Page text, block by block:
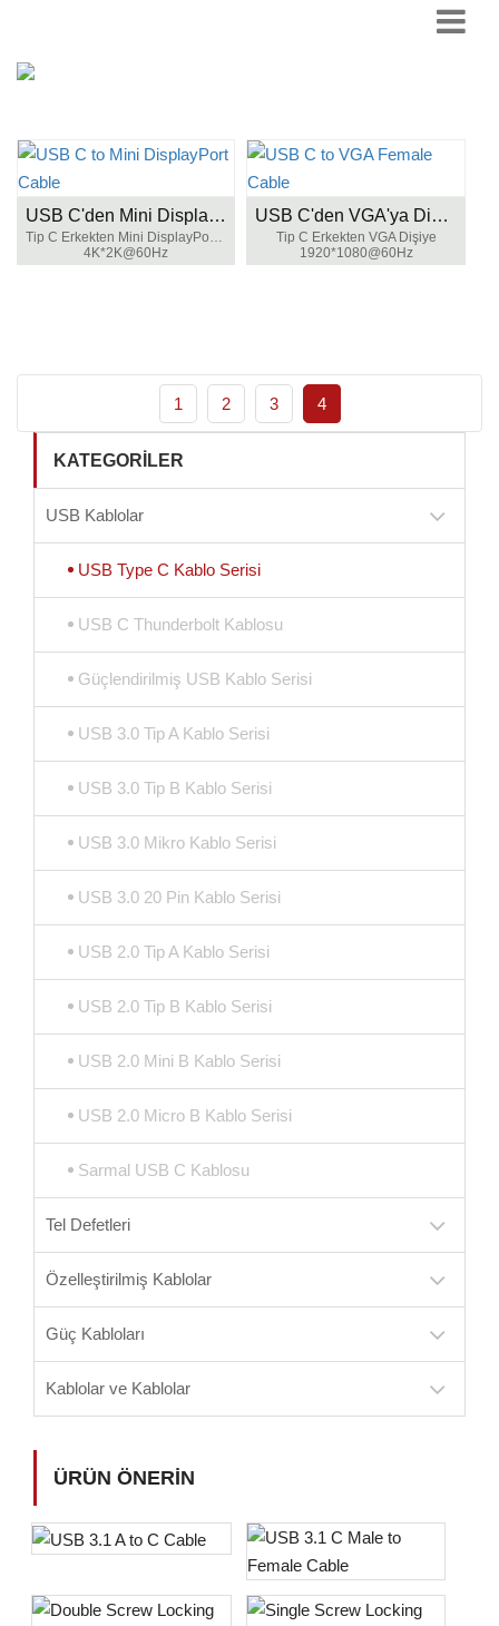
USB C'den Mini DisplayPort Kablosuna
Tip C Erkekten Mini DisplayPort Erkek'e
4K*2K@60Hz
USB C'den VGA'ya Dişi Kablo
Tip C Erkekten VGA Dişiye
1920*1080@60Hz
1 2 3 4
KATEGORILER
USB Kablolar
USB Type C Kablo Serisi
USB C Thunderbolt Kablosu
Güçlendirilmiş USB Kablo Serisi
USB 3.0 Tip A Kablo Serisi
USB 3.0 Tip B Kablo Serisi
USB 3.0 Mikro Kablo Serisi
USB 3.0 20 Pin Kablo Serisi
USB 2.0 Tip A Kablo Serisi
USB 2.0 Tip B Kablo Serisi
USB 2.0 Mini B Kablo Serisi
USB 2.0 Micro B Kablo Serisi
Sarmal USB C Kablosu
Tel Defetleri
Özelleştirilmiş Kablolar
Güç Kabloları
Kablolar ve Kablolar
ÜRÜN ÖNERIN